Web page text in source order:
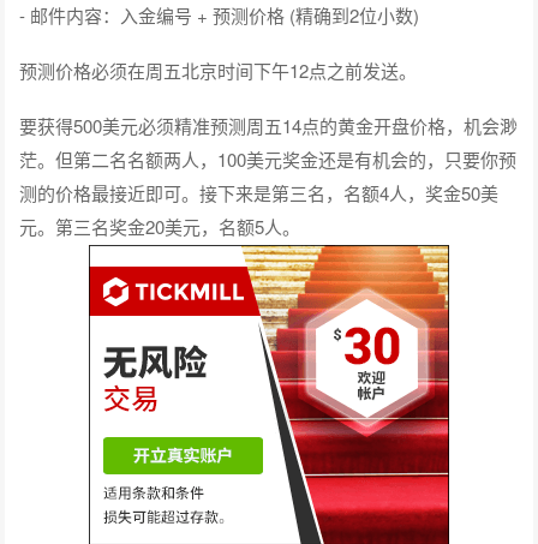
- 邮件内容：入金编号 + 预测价格 (精确到2位小数)
预测价格必须在周五北京时间下午12点之前发送。
要获得500美元必须精准预测周五14点的黄金开盘价格，机会渺
茫。但第二名名额两人，100美元奖金还是有机会的，只要你预
测的价格最接近即可。接下来是第三名，名额4人，奖金50美
元。第三名奖金20美元，名额5人。